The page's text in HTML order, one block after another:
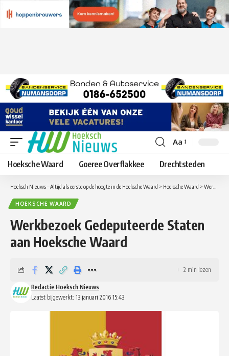
Lettergrootte
aanpassen
Aa
Hoeksche Waard Goeree Overflakkee Drechtsteden
Hoeksch Nieuws – Altijd als eerste op de hoogte in de Hoeksche Waard > Hoeksche Waard > Werkbezoek Gedeputeerde Staten aan Hoeksche Waard
HOEKSCHE WAARD
Werkbezoek Gedeputeerde Staten
aan Hoeksche Waard
Laatst bijgewerkt: 13 januari 2016 15:43
Redactie Hoeksch Nieuws
2 min lezen